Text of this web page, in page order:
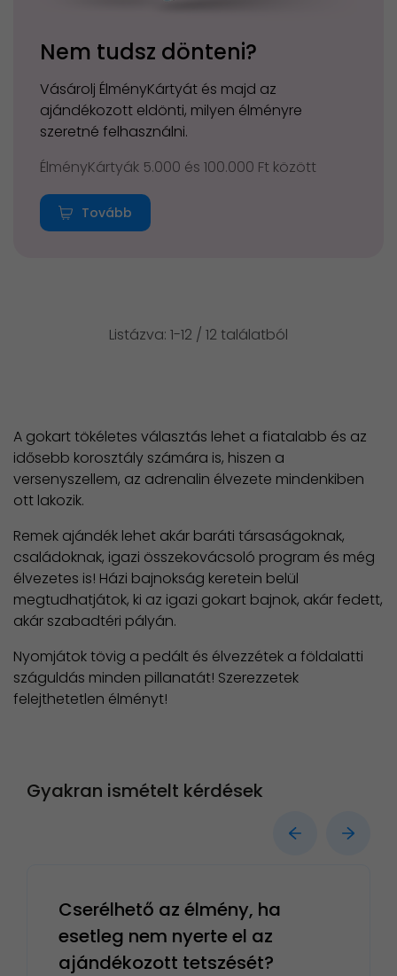
Nem tudsz dönteni?
Vásárolj ÉlményKártyát és majd az
ajándékozott eldönti, milyen élményre
szeretné felhasználni.
ÉlményKártyák 5.000 és 100.000 Ft között
Tovább
Listázva: 1-12 / 12 találatból
A gokart tökéletes választás lehet a fiatalabb és az
idősebb korosztály számára is, hiszen a
versenyszellem, az adrenalin élvezete mindenkiben
ott lakozik.
Remek ajándék lehet akár baráti társaságoknak,
családoknak, igazi összekovácsoló program és még
élvezetes is! Házi bajnokság keretein belül
megtudhatjátok, ki az igazi gokart bajnok, akár fedett,
akár szabadtéri pályán.
Nyomjátok tövig a pedált és élvezzétek a földalatti
száguldás minden pillanatát! Szerezzetek
felejthetetlen élményt!
Gyakran ismételt kérdések
Cserélhető az élmény, ha
esetleg nem nyerte el az
ajándékozott tetszését?